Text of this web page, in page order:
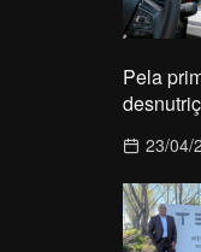
Pela
23/04/